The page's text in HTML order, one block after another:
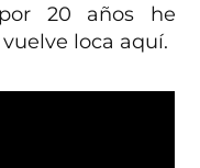
20 años he
loca aquí.